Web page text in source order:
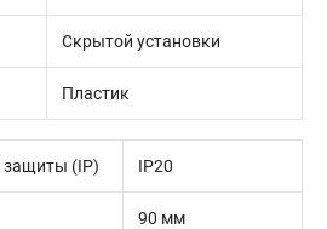
Скрытой установки
Пластик
защиты (IP) IP20
90 мм